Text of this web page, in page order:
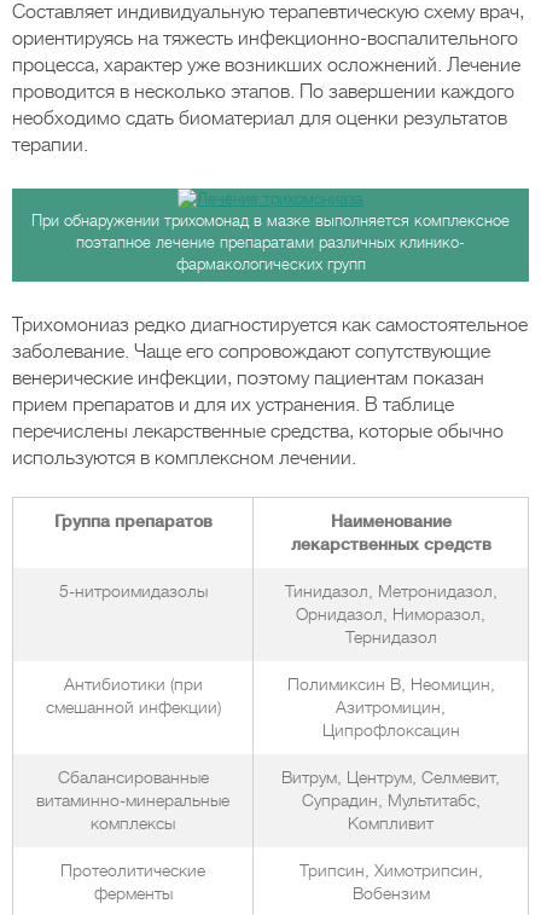
Составляет индивидуальную терапевтическую схему врач,
ориентируясь на тяжесть инфекционно-воспалительного
процесса, характер уже возникших осложнений. Лечение
проводится в несколько этапов. По завершении каждого
необходимо сдать биоматериал для оценки результатов
терапии.
При обнаружении трихомонад в мазке выполняется комплексное
поэтапное лечение препаратами различных клинико-
фармакологических групп
Трихомониаз редко диагностируется как самостоятельное
заболевание. Чаще его сопровождают сопутствующие
венерические инфекции, поэтому пациентам показан
прием препаратов и для их устранения. В таблице
перечислены лекарственные средства, которые обычно
используются в комплексном лечении.
Группа препаратов
Наименование
лекарственных средств
5-нитроимидазолы
Тинидазол, Метронидазол,
Орнидазол, Ниморазол,
Тернидазол
Антибиотики (при
смешанной инфекции)
Полимиксин В, Неомицин,
Азитромицин,
Ципрофлоксацин
Сбалансированные
витаминно-минеральные
комплексы
Витрум, Центрум, Селмевит,
Супрадин, Мультитабс,
Компливит
Протеолитические
ферменты
Трипсин, Химотрипсин,
Вобензим